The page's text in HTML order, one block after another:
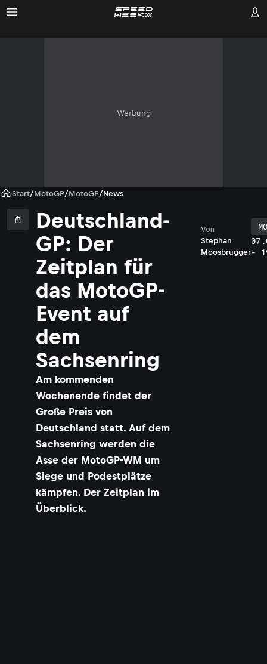
Werbung
Start/MotoGP/MotoGP/News
Deutschland-
GP: Der
Zeitplan für
das MotoGP-
Event auf
dem
Sachsenring
Am kommenden
Wochenende findet der
Große Preis von
Deutschland statt. Auf dem
Sachsenring werden die
Asse der MotoGP-WM um
Siege und Podestplätze
kämpfen. Der Zeitplan im
Überblick.
Stephan
Moosbrugger
Von
-